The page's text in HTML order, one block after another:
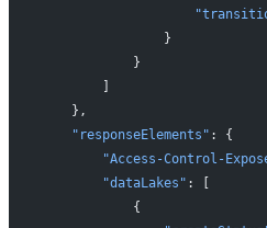
                }
            }
    },
    "responseElements"
: {
"Access-Control-
        "dataLakes"
: [
            {